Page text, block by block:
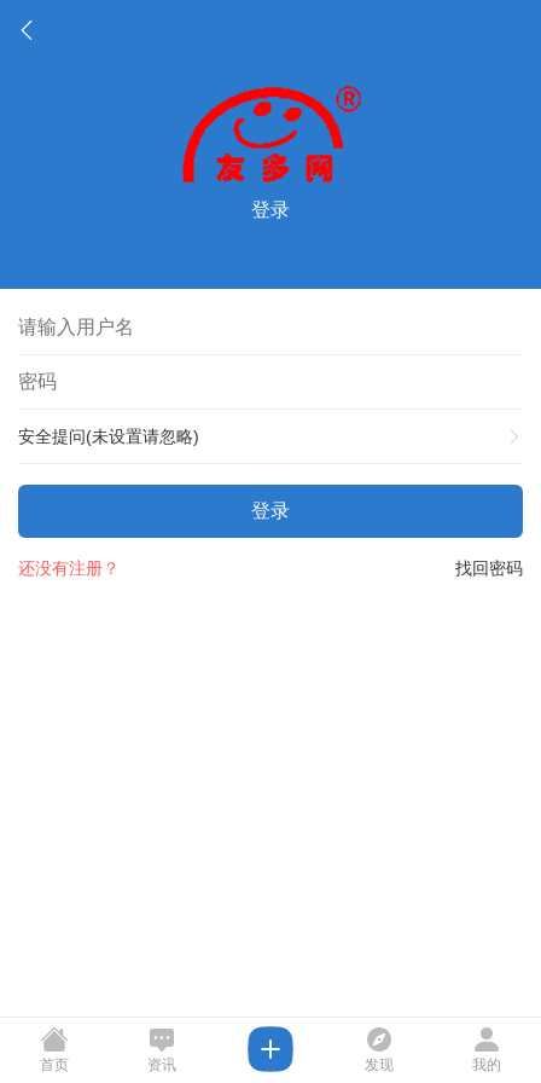
登录
安全提问(未设置请忽略)
登录
找回密码
还没有注册？
首页 资讯 发现 我的